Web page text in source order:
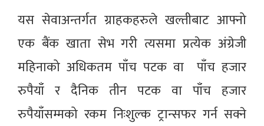
यस सेवाअन्तर्गत ग्राहकहरुले खल्तीबाट आफ्नो
एक बैंक खाता सेभ गरी त्यसमा प्रत्येक अंग्रेजी
महिनाको अधिकतम पाँच पटक वा पाँच हजार
रुपैयाँ र दैनिक तीन पटक वा पाँच हजार
रुपैयाँसम्मको रकम निःशुल्क ट्रान्सफर गर्न सक्ने